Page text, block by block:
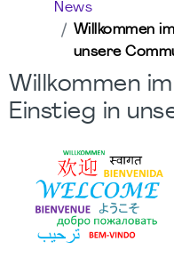
News
Willkommen
unsere
Willkommen
Einstieg in